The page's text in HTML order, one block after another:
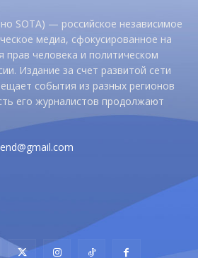
SOTA) — российское независимое
медиа, сфокусированное на
прав человека и политическом
Издание за счет развитой сети
события из разных регионов
его журналистов продолжают